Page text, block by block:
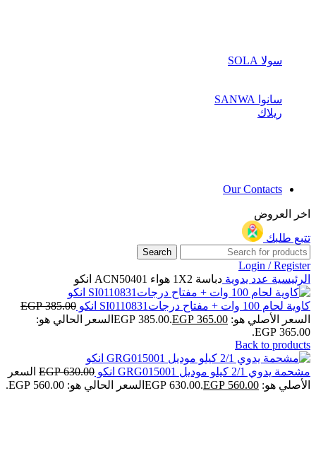
سولا SOLA
سانوا SANWA
ريلاك
Our Contacts
اخر العروض
تتبع طلبك
Search
Login / Register
الرئيسية عدد يدوية دباسة 1X2 هواء ACN50401 انكو
كاوية لحام 100 وات + مفتاح درجاتSI0110831 انكو EGP385.00
السعر الأصلي هو: EGP 385.00.
EGP 365.00
السعر الحالي هو:
EGP 365.00.
Back to products
مشحمة يدوي 2/1 كيلو موديل GRG015001 انكو EGP630.00
السعر
الأصلي هو: EGP 630.00.
EGP 560.00
السعر الحالي هو: EGP 560.00.